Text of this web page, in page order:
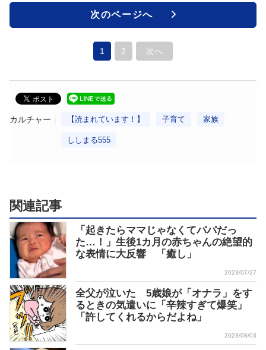
次のページへ
1 2 次へ
カルチャー 【読まれています！】 子育て 家族
ししまる555
関連記事
「起きたらママじゃなくてパパだっ
た…！」生後1カ月の赤ちゃんの絶望的
な表情に大反響 「癒し」
2023/07/27
全父が泣いた 5歳娘が「オナラ」をす
るときの気遣いに「辛辣すぎて爆笑」
「許してくれるからだよね」
2023/08/03